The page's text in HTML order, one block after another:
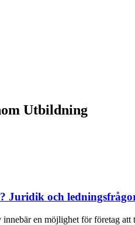
Utbildning
Juridik och
en möjlighet för företag